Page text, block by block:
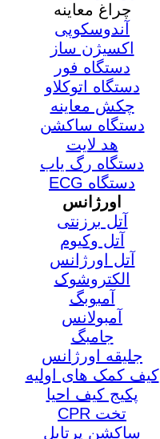
چراغ معاینه
آندوسکوپی
اکسیژن ساز
دستگاه فور
دستگاه اتوکلاو
چکش معاینه
دستگاه ساکشن
هد لایت
دستگاه رگ یاب
دستگاه ECG
اورژانس
آتل برزنتی
آتل وکیوم
آتل اورژانس
الکتروشوک
آمبوبگ
آمبولانس
جامبگ
جلیقه اورژانس
کیف کمک های اولیه
پکیج کیف احیا
تخت CPR
ساکشن پرتابل